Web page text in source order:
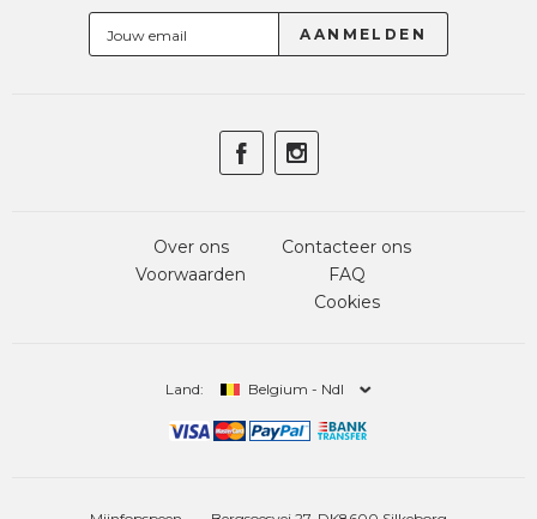
Over ons
Voorwaarden
Contacteer ons
FAQ
Cookies
Land: Belgium - Ndl